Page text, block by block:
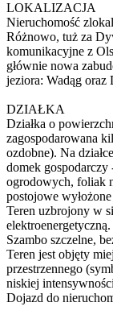
LOKALIZACJA
Nieruchomość
Różnowo, tuż za
komunikacyjne z
głównie nowa
jeziora: Wadąg oraz
DZIAŁKA
Działka o
zagospodarowana
ozdobne). Na
domek gospodarczy
ogrodowych, foliak
postojowe
Teren uzbrojony w
elektroenergetyczną.
Szambo szczelne,
Teren jest objęty
przestrzennego
niskiej
Dojazd do